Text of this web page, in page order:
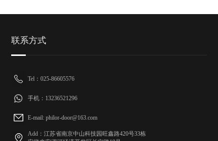
联系方式
Tel：025-86605576
手机：13236521296
E-mail: philor-door@163.com
Add：江苏省南京中山科技园旺鑫路420号33栋